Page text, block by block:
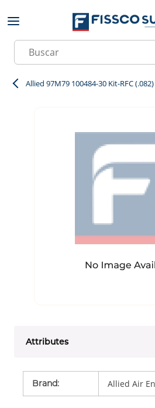
Skip to main content
Site Search
Allied 97M79 100484-30 Kit-RFC (.082)
Attributes
Brand: Allied Air